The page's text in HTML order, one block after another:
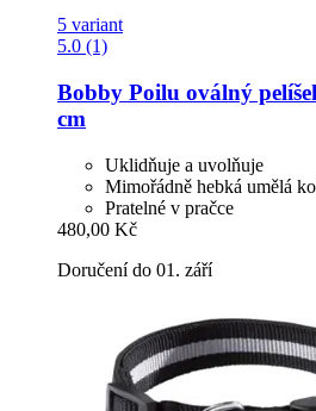
5 variant
5.0 (1)
Bobby Poilu oválný
cm
Uklidňuje a uvolňuje
Mimořádně hebká umělá
Pratelné v pračce
480,00 Kč
Doručení do 01. září